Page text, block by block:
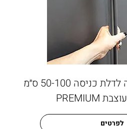
ידית משיכה שחורה לדלת כניסה 50-100 ס״מ
לפרטים